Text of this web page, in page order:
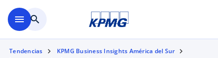
menu search
Tendencias
KPMG Business Insights América del Sur